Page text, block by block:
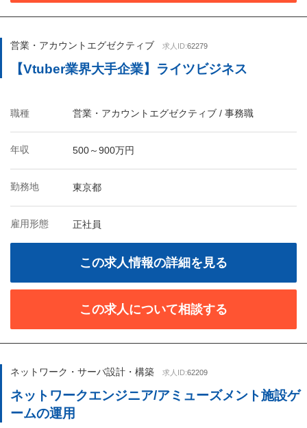
営業・アカウントエグゼクティブ 求人ID:62279
【Vtuber業界大手企業】ライツビジネス
職種 営業・アカウントエグゼクティブ / 事務職
年収 500～900万円
勤務地 東京都
雇用形態 正社員
この求人情報の詳細を見る
この求人について相談する
ネットワーク・サーバ設計・構築 求人ID:62209
ネットワークエンジニア/アミューズメント施設ゲ
ームの運用